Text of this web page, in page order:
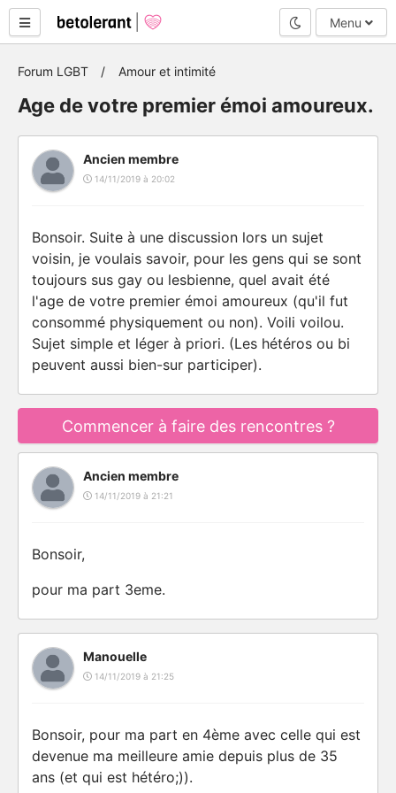
Mode nuit
Menu
Forum LGBT Amour et intimité
Age de votre premier émoi amoureux.
Ancien membre
14/11/2019 à 20:02
Bonsoir. Suite à une discussion lors un sujet
voisin, je voulais savoir, pour les gens qui se sont
toujours sus gay ou lesbienne, quel avait été
l'age de votre premier émoi amoureux (qu'il fut
consommé physiquement ou non). Voili voilou.
Sujet simple et léger à priori. (Les hétéros ou bi
peuvent aussi bien-sur participer).
Commencer à faire des rencontres ?
Ancien membre
14/11/2019 à 21:21
Bonsoir,
pour ma part 3eme.
Manouelle
14/11/2019 à 21:25
Bonsoir, pour ma part en 4ème avec celle qui est
devenue ma meilleure amie depuis plus de 35
ans (et qui est hétéro;)).